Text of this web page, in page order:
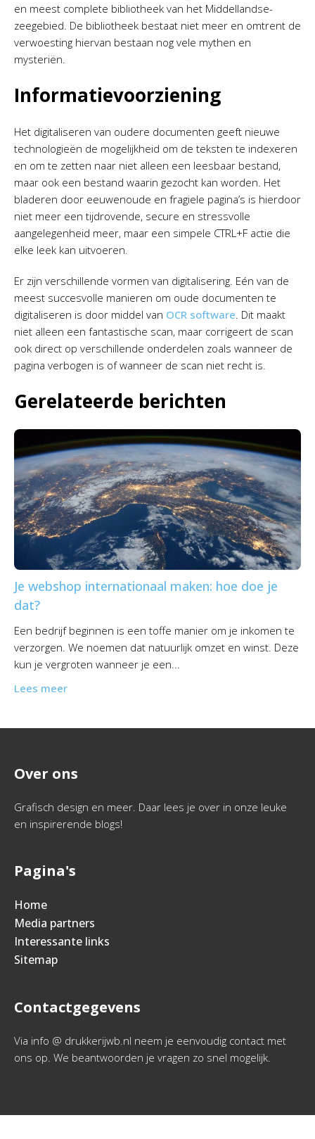
en meest complete bibliotheek van het Middellandse-
zeegebied. De bibliotheek bestaat niet meer en omtrent de
verwoesting hiervan bestaan nog vele mythen en
mysteriën.
Informatievoorziening
Het digitaliseren van oudere documenten geeft nieuwe
technologieën de mogelijkheid om de teksten te indexeren
en om te zetten naar niet alleen een leesbaar bestand,
maar ook een bestand waarin gezocht kan worden. Het
bladeren door eeuwenoude en fragiele pagina’s is hierdoor
niet meer een tijdrovende, secure en stressvolle
aangelegenheid meer, maar een simpele CTRL+F actie die
elke leek kan uitvoeren.
Er zijn verschillende vormen van digitalisering. Eén van de
meest succesvolle manieren om oude documenten te
digitaliseren is door middel van OCR software. Dit maakt
niet alleen een fantastische scan, maar corrigeert de scan
ook direct op verschillende onderdelen zoals wanneer de
pagina verbogen is of wanneer de scan niet recht is.
Gerelateerde berichten
Je webshop internationaal maken: hoe doe je
dat?
Een bedrijf beginnen is een toffe manier om je inkomen te
verzorgen. We noemen dat natuurlijk omzet en winst. Deze
kun je vergroten wanneer je een...
Lees meer
Over ons
Grafisch design en meer. Daar lees je over in onze leuke
en inspirerende blogs!
Pagina's
Home
Media partners
Interessante links
Sitemap
Contactgegevens
Via info @ drukkerijwb.nl neem je eenvoudig contact met
ons op. We beantwoorden je vragen zo snel mogelijk.